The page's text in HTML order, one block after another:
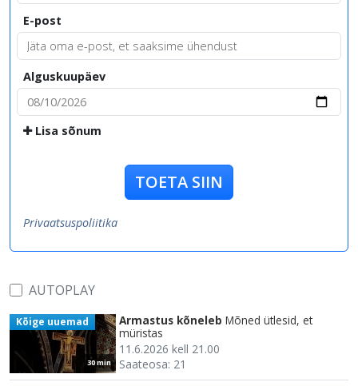
E-post
Alguskuupäev
Lisa sõnum
TOETA SIIN
Privaatsuspoliitika
AUTOPLAY
30 min
Kõige uuemad Armastus kõneleb Mõned ütlesid, et
müristas
11.6.2026 kell 21.00
Saateosa: 21